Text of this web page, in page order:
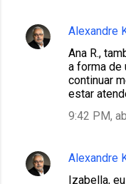
Alexandre
Ana R.,
a forma de
continuar
estar
9:42 PM,
Alexandre
Izabella,